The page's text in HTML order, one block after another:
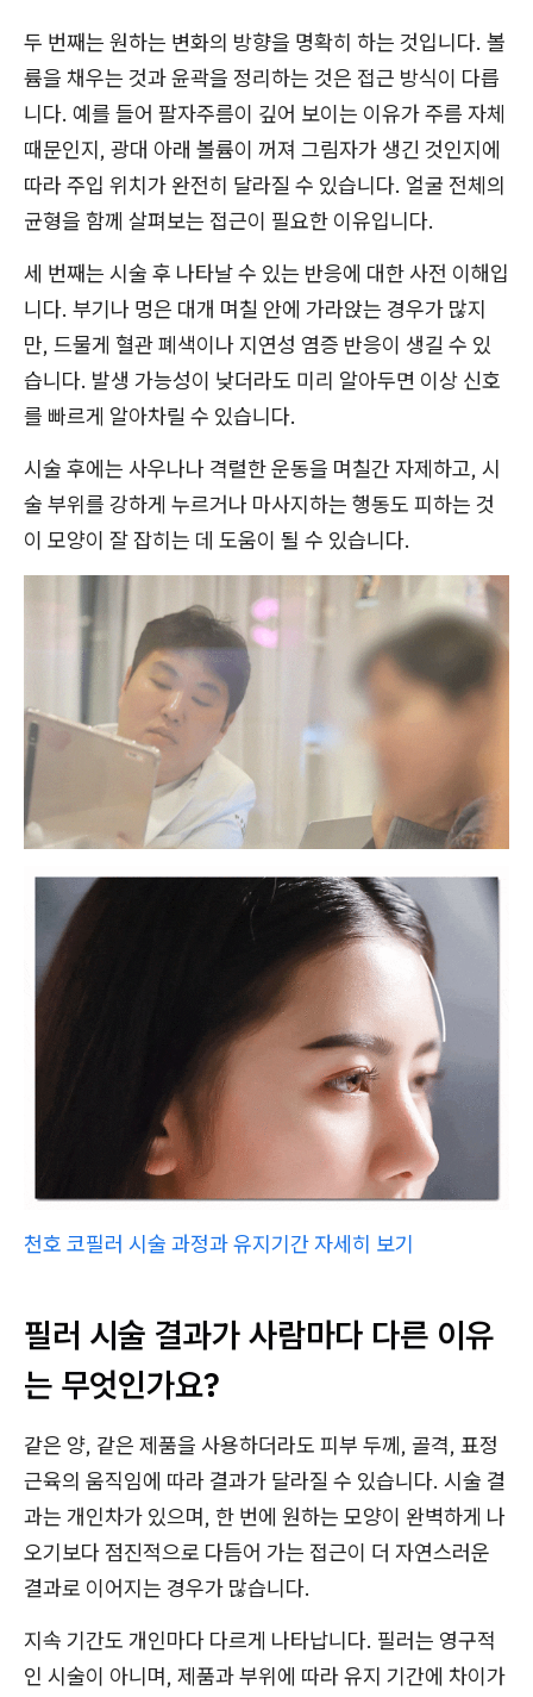
두 번째는 원하는 변화의 방향을 명확히 하는 것입니다. 볼
륨을 채우는 것과 윤곽을 정리하는 것은 접근 방식이 다릅
니다. 예를 들어 팔자주름이 깊어 보이는 이유가 주름 자체
때문인지, 광대 아래 볼륨이 꺼져 그림자가 생긴 것인지에
따라 주입 위치가 완전히 달라질 수 있습니다. 얼굴 전체의
균형을 함께 살펴보는 접근이 필요한 이유입니다.
세 번째는 시술 후 나타날 수 있는 반응에 대한 사전 이해입
니다. 부기나 멍은 대개 며칠 안에 가라앉는 경우가 많지
만, 드물게 혈관 폐색이나 지연성 염증 반응이 생길 수 있
습니다. 발생 가능성이 낮더라도 미리 알아두면 이상 신호
를 빠르게 알아차릴 수 있습니다.
시술 후에는 사우나나 격렬한 운동을 며칠간 자제하고, 시
술 부위를 강하게 누르거나 마사지하는 행동도 피하는 것
이 모양이 잘 잡히는 데 도움이 될 수 있습니다.
천호 코필러 시술 과정과 유지기간 자세히 보기
필러 시술 결과가 사람마다 다른 이유
는 무엇인가요?
같은 양, 같은 제품을 사용하더라도 피부 두께, 골격, 표정
근육의 움직임에 따라 결과가 달라질 수 있습니다. 시술 결
과는 개인차가 있으며, 한 번에 원하는 모양이 완벽하게 나
오기보다 점진적으로 다듬어 가는 접근이 더 자연스러운
결과로 이어지는 경우가 많습니다.
지속 기간도 개인마다 다르게 나타납니다. 필러는 영구적
인 시술이 아니며, 제품과 부위에 따라 유지 기간에 차이가